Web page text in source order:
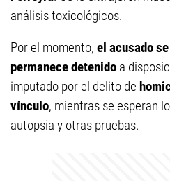
análisis toxicológicos.
Por el momento, el acusado
permanece detenido a
imputado por el delito de
vínculo, mientras se esperan
autopsia y otras pruebas.